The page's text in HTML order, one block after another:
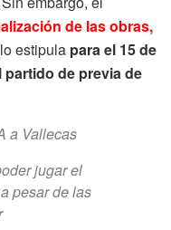
de las obras,
lo estipula para el 15 de
partido de previa de
a Vallecas
jugar el
pesar de las